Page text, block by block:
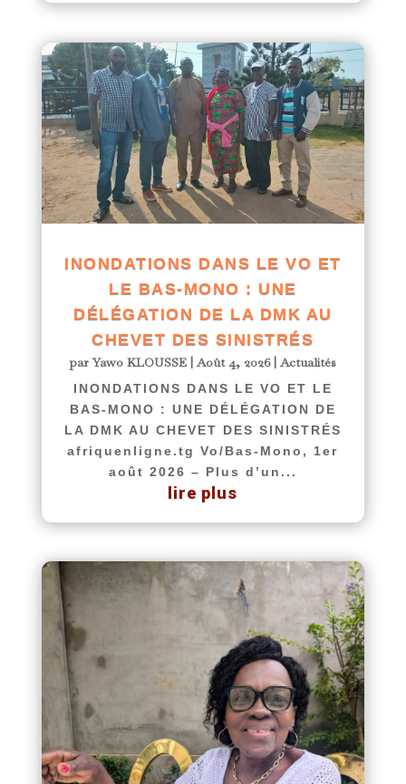
INONDATIONS DANS LE VO ET
LE BAS-MONO : UNE
DÉLÉGATION DE LA DMK AU
CHEVET DES SINISTRÉS
parYawo KLOUSSE |Août 4, 2026|Actualités
INONDATIONS DANS LE VO ET LE
BAS-MONO : UNE DÉLÉGATION DE
LA DMK AU CHEVET DES SINISTRÉS
afriquenligne.tg Vo/Bas-Mono, 1er
août 2026 – Plus d’un...
lire plus